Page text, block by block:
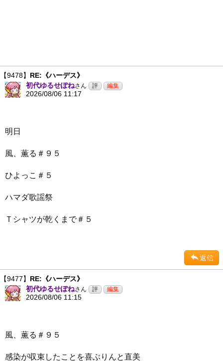
【9478】 RE:《ハーデス》
初代ゆるせぽねさん
2026/08/06 11:17
明日
風、薫る＃９５
ひよっこ＃５
ハマダ歌謡祭
Ｔシャツが乾くまで＃５
返信
【9477】 RE:《ハーデス》
初代ゆるせぽねさん
2026/08/06 11:15
風、薫る＃９５
感染が収束したことを喜ぶりんと直美